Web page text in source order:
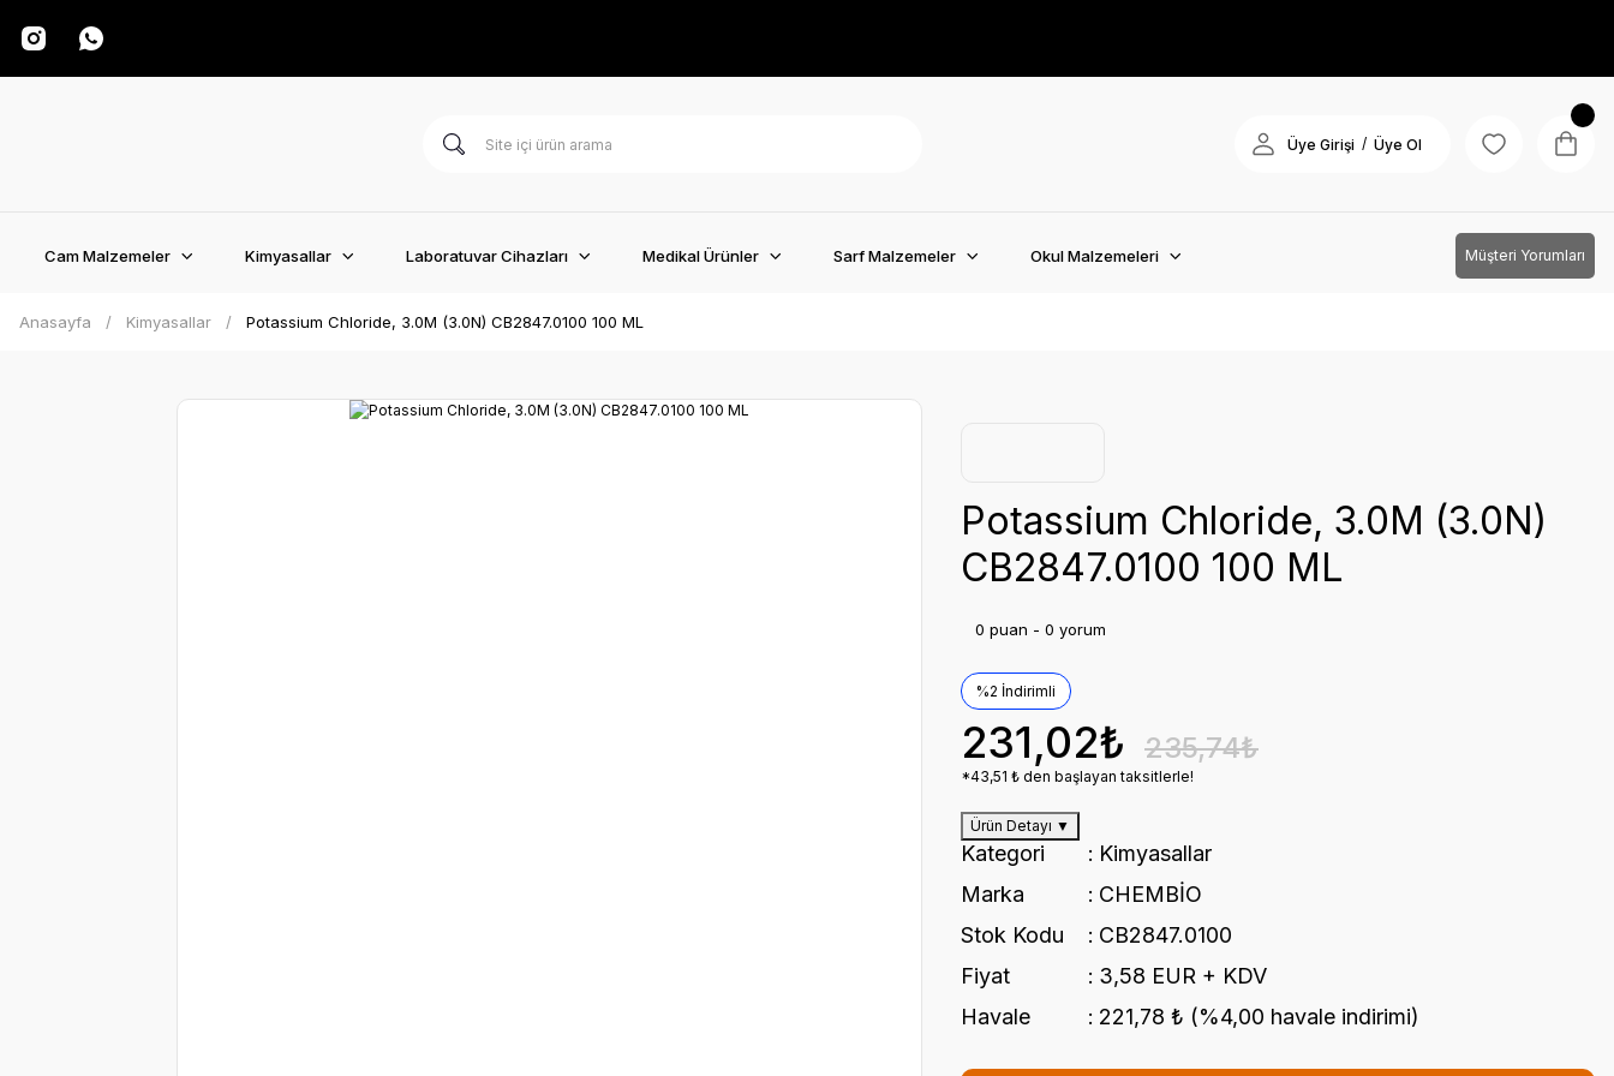
Üye Girişi / Üye Ol
Cam Malzemeler Kimyasallar Laboratuvar Cihazları Medikal Ürünler Sarf Malzemeler Okul Malzemeleri Müşteri Yorumları
Anasayfa Kimyasallar Potassium Chloride, 3.0M (3.0N) CB2847.0100 100 ML
Potassium Chloride, 3.0M (3.0N)
CB2847.0100 100 ML
0 puan - 0 yorum
%2 İndirimli
231,02₺ 235,74₺
*43,51 ₺ den başlayan taksitlerle!
Ürün Detayı ▼
Kategori
Kimyasallar
Marka
CHEMBİO
Stok Kodu
CB2847.0100
Fiyat
3,58 EUR + KDV
Havale
221,78 ₺ (%4,00 havale indirimi)